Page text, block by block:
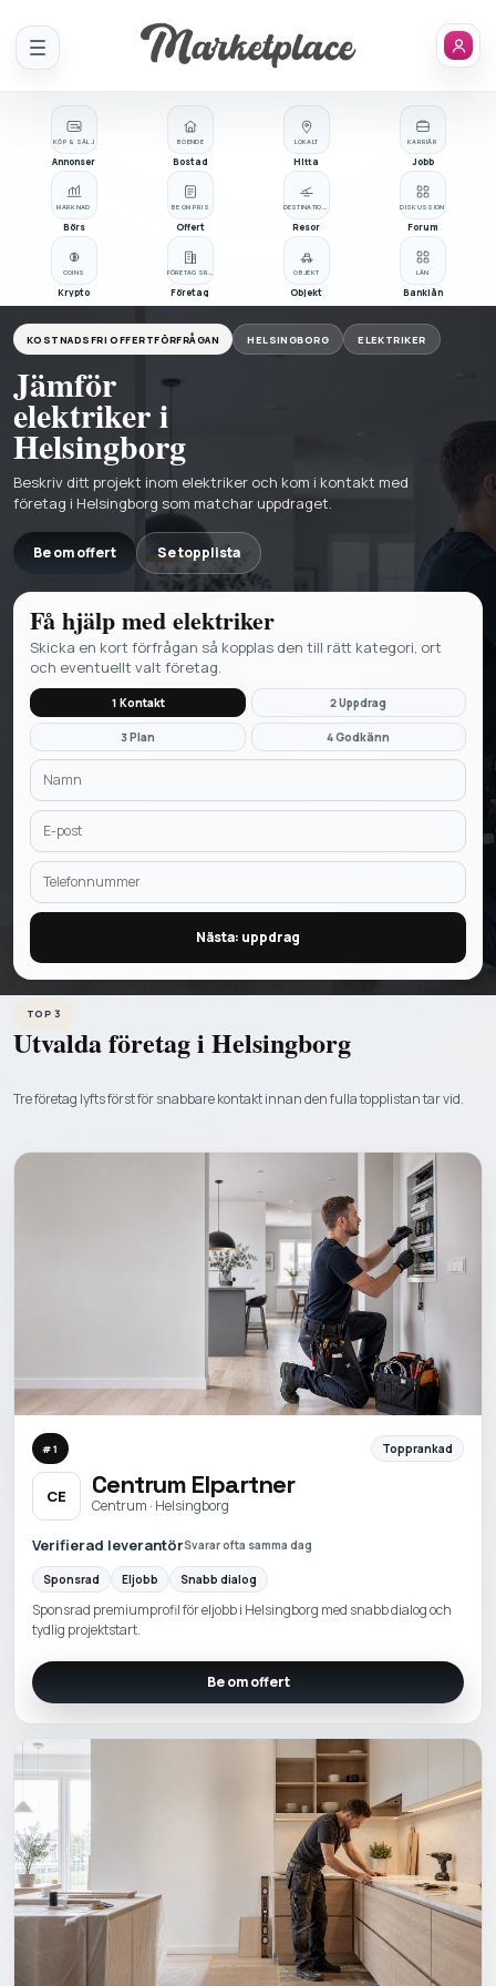
Meny
KÖP & SÄLJ
Annonser
BOENDE
Bostad
OBJEKT
Objekt
BE OM PRIS
Offert
Företag
LÅN
Banklån
MARKNAD
Börs
LOKALT
Hitta
KARRIÄR
Jobb
Resor
COINS
Krypto
DISKUSSION
Forum
KOSTNADSFRI OFFERTFÖRFRÅGAN HELSINGBORG ELEKTRIKER
Jämför
elektriker i
Helsingborg
Beskriv ditt projekt inom elektriker och kom i kontakt med
företag i Helsingborg som matchar uppdraget.
Be om offert Se topplista
Få hjälp medelektriker
Skicka en kort förfrågan så kopplas den till rätt kategori, ort
och eventuellt valt företag.
1 Kontakt 2 Uppdrag
3 Plan 4 Godkänn
Nästa: uppdrag
TOP 3
Utvalda företag i Helsingborg
Tre företag lyfts först för snabbare kontakt innan den fulla topplistan tar vid.
#1 Topprankad
CE Centrum Elpartner
Centrum · Helsingborg
Verifierad leverantörSvarar ofta samma dag
Sponsrad Eljobb Snabb dialog
Sponsrad premiumprofil för eljobb i Helsingborg med snabb dialog och
tydlig projektstart.
Be om offert